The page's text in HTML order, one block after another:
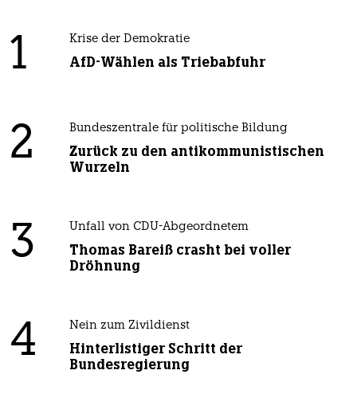
1 Krise der Demokratie
AfD-Wählen als Triebabfuhr
2 Bundeszentrale für politische Bildung
Zurück zu den antikommunistischen
Wurzeln
3 Unfall von CDU-Abgeordnetem
Thomas Bareiß crasht bei voller
Dröhnung
4 Nein zum Zivildienst
Hinterlistiger Schritt der
Bundesregierung